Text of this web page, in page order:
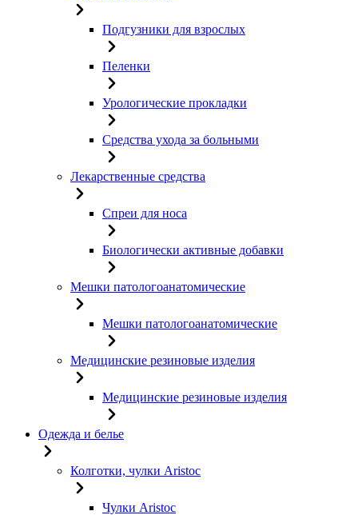
Подгузники для взрослых
Пеленки
Урологические прокладки
Средства ухода за больными
Лекарственные средства
Спреи для носа
Биологически активные добавки
Мешки патологоанатомические
Мешки патологоанатомические
Медицинские резиновые изделия
Медицинские резиновые изделия
Одежда и белье
Колготки, чулки Aristoc
Чулки Aristoc